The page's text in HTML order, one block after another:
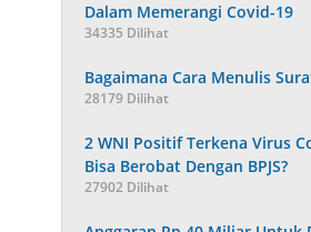
Dalam Memerangi Covid-19
34335 Dilihat
Bagaimana Cara Menulis
28179 Dilihat
2 WNI Positif Terkena Virus
Bisa Berobat Dengan BPJS?
27902 Dilihat